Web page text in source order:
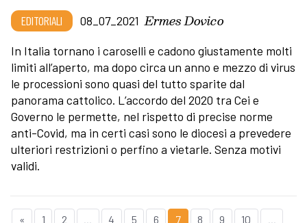
EDITORIALI 08_07_2021 Ermes Dovico
In Italia tornano i caroselli e cadono giustamente molti
limiti all’aperto, ma dopo circa un anno e mezzo di virus
le processioni sono quasi del tutto sparite dal
panorama cattolico. L’accordo del 2020 tra Cei e
Governo le permette, nel rispetto di precise norme
anti-Covid, ma in certi casi sono le diocesi a prevedere
ulteriori restrizioni o perfino a vietarle. Senza motivi
validi.
« 1 2 ... 4 5 6 7 8 9 10 ...